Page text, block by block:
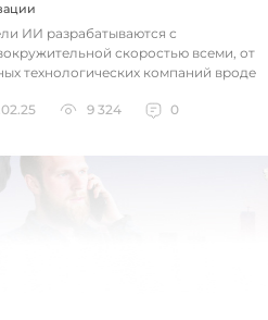
ИИ разрабатываются с
скоростью всеми, от
технологических компаний вроде
9 324 0